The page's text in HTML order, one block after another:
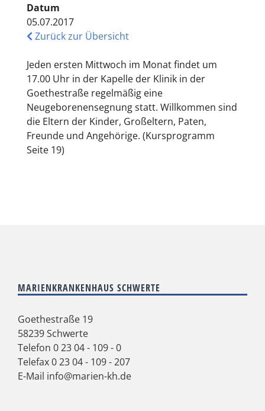
Datum
05.07.2017
Zurück zur Übersicht
Jeden ersten Mittwoch im Monat findet um
17.00 Uhr in der Kapelle der Klinik in der
Goethestraße regelmäßig eine
Neugeborenensegnung statt. Willkommen sind
die Eltern der Kinder, Großeltern, Paten,
Freunde und Angehörige. (Kursprogramm
Seite 19)
MARIENKRANKENHAUS SCHWERTE
Goethestraße 19
58239 Schwerte
Telefon 0 23 04 - 109 - 0
Telefax 0 23 04 - 109 - 207
E-Mail info@marien-kh.de